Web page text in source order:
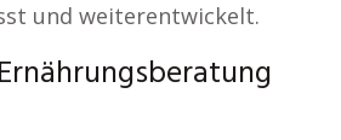
und weiterentwickelt.